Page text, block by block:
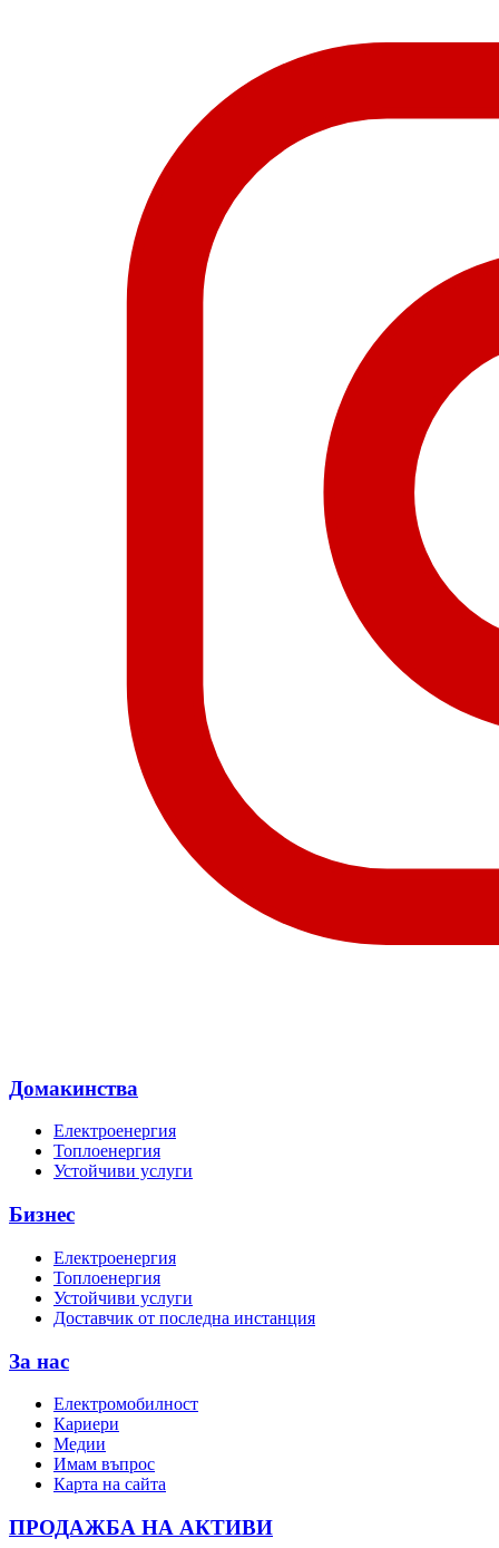
Домакинства
Електроенергия
Топлоенергия
Устойчиви услуги
Бизнес
Електроенергия
Топлоенергия
Устойчиви услуги
Доставчик от последна инстанция
За нас
Електромобилност
Кариери
Медии
Имам въпрос
Карта на сайта
ПРОДАЖБА НА АКТИВИ